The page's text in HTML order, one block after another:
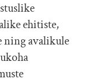
ehitiste,
ning avalikule